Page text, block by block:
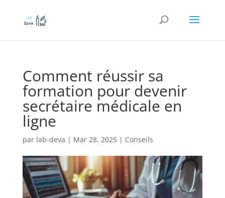
Comment réussir sa
formation pour devenir
secrétaire médicale en
ligne
par lab-deva | Mar 28, 2025| Conseils